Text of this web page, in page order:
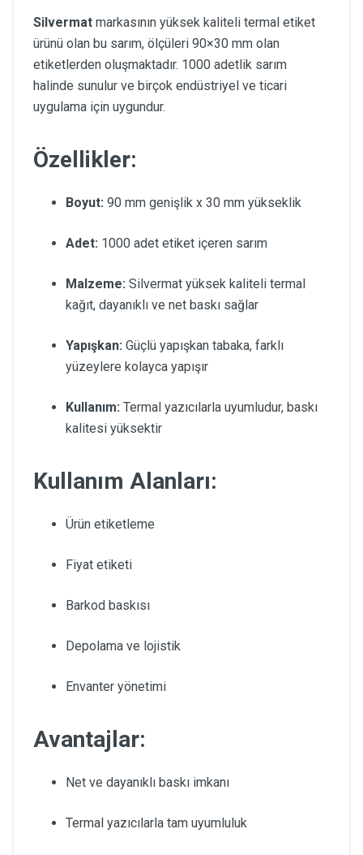
Silvermat markasının yüksek kaliteli termal etiket
ürünü olan bu sarım, ölçüleri 90×30 mm olan
etiketlerden oluşmaktadır. 1000 adetlik sarım
halinde sunulur ve birçok endüstriyel ve ticari
uygulama için uygundur.
Özellikler:
Boyut: 90 mm genişlik x 30 mm yükseklik
Adet: 1000 adet etiket içeren sarım
Malzeme: Silvermat yüksek kaliteli termal
kağıt, dayanıklı ve net baskı sağlar
Yapışkan: Güçlü yapışkan tabaka, farklı
yüzeylere kolayca yapışır
Kullanım: Termal yazıcılarla uyumludur, baskı
kalitesi yüksektir
Kullanım Alanları:
Ürün etiketleme
Fiyat etiketi
Barkod baskısı
Depolama ve lojistik
Envanter yönetimi
Avantajlar:
Net ve dayanıklı baskı imkanı
Termal yazıcılarla tam uyumluluk